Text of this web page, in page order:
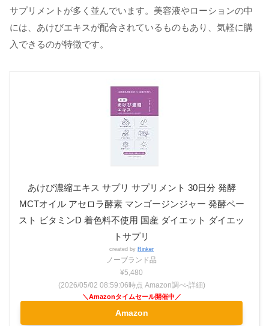
サプリメントが多く並んでいます。美容液やローションの中
には、あけびエキスが配合されているものもあり、気軽に購
入できるのが特徴です。
あけび濃縮エキス サプリ サプリメント 30日分 発酵
MCTオイル アセロラ酵素 マンゴージンジャー 発酵ペー
スト ビタミンD 着色料不使用 国産 ダイエット ダイエッ
トサプリ
created by Rinker
ノーブランド品
¥5,480
(2026/05/02 08:59:06時点 Amazon調べ-詳細)
Amazon